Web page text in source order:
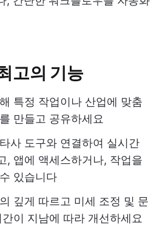
고의 기능
특정 작업이나 산업에 맞춤
만들고 공유하세요
사 도구와 연결하여 실시간
, 앱에 액세스하거나, 작업을
있습니다
깊게 따르고 미세 조정 및 문
이 지남에 따라 개선하세요